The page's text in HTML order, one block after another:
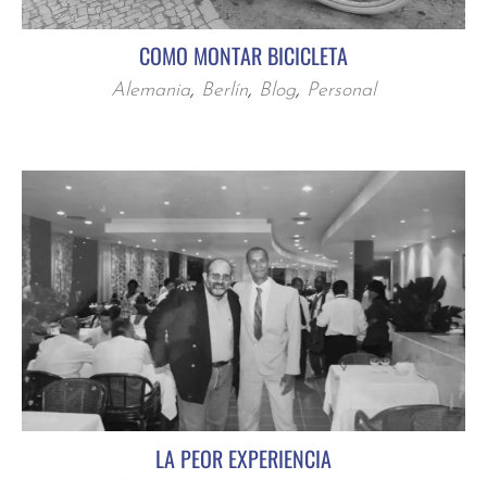
COMO MONTAR BICICLETA
Alemania, Berlín, Blog, Personal
LA PEOR EXPERIENCIA